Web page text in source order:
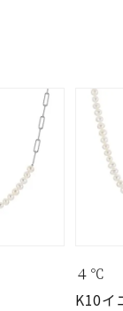
４℃
K10イ